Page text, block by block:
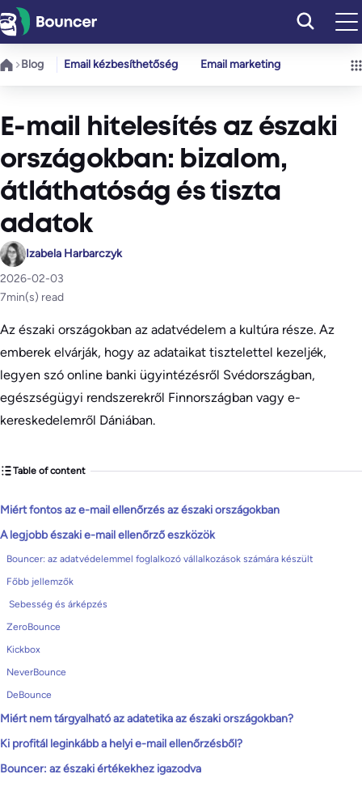
Ugrás
a
tartalomhoz
Blog Email kézbesíthetőség Email marketing
E-mail hitelesítés az északi
országokban: bizalom,
átláthatóság és tiszta
adatok
Izabela Harbarczyk
2026-02-03
7min(s) read
Az északi országokban az adatvédelem a kultúra része. Az
emberek elvárják, hogy az adataikat tisztelettel kezeljék,
legyen szó online banki ügyintézésről Svédországban,
egészségügyi rendszerekről Finnországban vagy e-
kereskedelemről Dániában.
Table of content
Miért fontos az e-mail ellenőrzés az északi országokban
A legjobb északi e-mail ellenőrző eszközök
Bouncer: az adatvédelemmel foglalkozó vállalkozások számára készült
Főbb jellemzők
Sebesség és árképzés
ZeroBounce
Kickbox
NeverBounce
DeBounce
Miért nem tárgyalható az adatetika az északi országokban?
Ki profitál leginkább a helyi e-mail ellenőrzésből?
Bouncer: az északi értékekhez igazodva